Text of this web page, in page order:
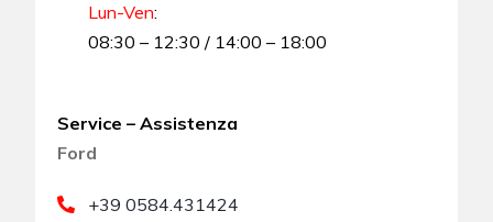
Lun-Ven:
08:30 – 12:30 / 14:00 – 18:00
Service – Assistenza
Ford
+39 0584.431424